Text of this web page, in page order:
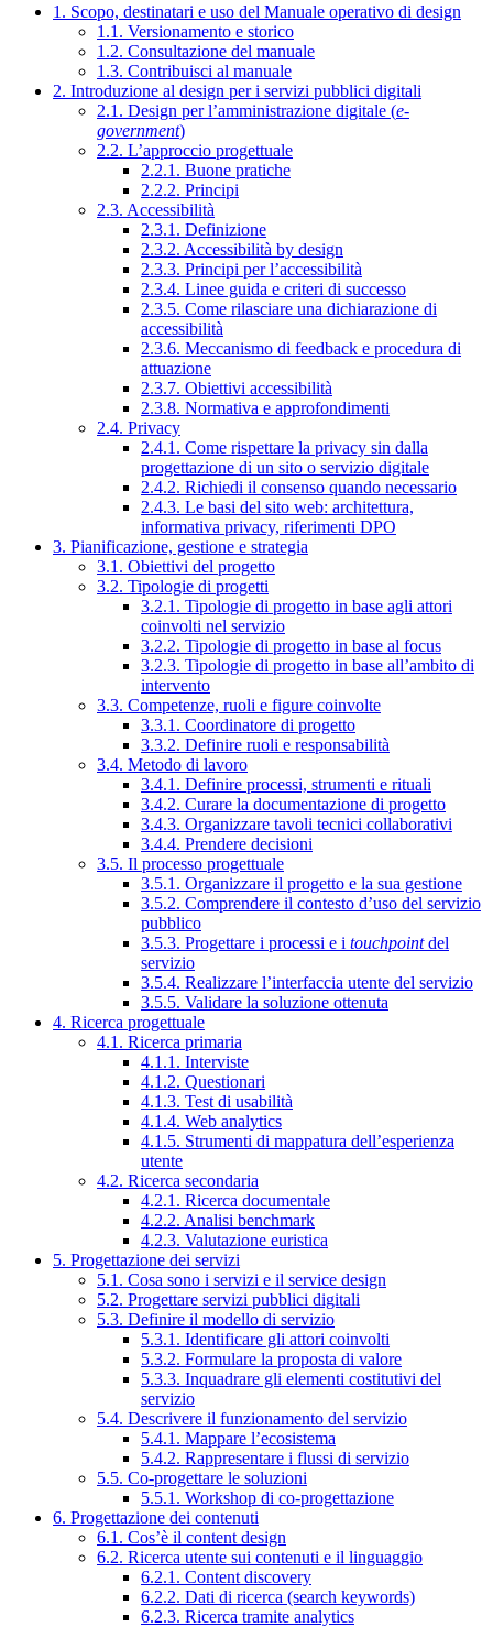
1. Scopo, destinatari e uso del Manuale operativo di design
1.1. Versionamento e storico
1.2. Consultazione del manuale
1.3. Contribuisci al manuale
2. Introduzione al design per i servizi pubblici digitali
2.1. Design per l’amministrazione digitale (e-
government)
2.2. L’approccio progettuale
2.2.1. Buone pratiche
2.2.2. Principi
2.3. Accessibilità
2.3.1. Definizione
2.3.2. Accessibilità by design
2.3.3. Principi per l’accessibilità
2.3.4. Linee guida e criteri di successo
2.3.5. Come rilasciare una dichiarazione di
accessibilità
2.3.6. Meccanismo di feedback e procedura di
attuazione
2.3.7. Obiettivi accessibilità
2.3.8. Normativa e approfondimenti
2.4. Privacy
2.4.1. Come rispettare la privacy sin dalla
progettazione di un sito o servizio digitale
2.4.2. Richiedi il consenso quando necessario
2.4.3. Le basi del sito web: architettura,
informativa privacy, riferimenti DPO
3. Pianificazione, gestione e strategia
3.1. Obiettivi del progetto
3.2. Tipologie di progetti
3.2.1. Tipologie di progetto in base agli attori
coinvolti nel servizio
3.2.2. Tipologie di progetto in base al focus
3.2.3. Tipologie di progetto in base all’ambito di
intervento
3.3. Competenze, ruoli e figure coinvolte
3.3.1. Coordinatore di progetto
3.3.2. Definire ruoli e responsabilità
3.4. Metodo di lavoro
3.4.1. Definire processi, strumenti e rituali
3.4.2. Curare la documentazione di progetto
3.4.3. Organizzare tavoli tecnici collaborativi
3.4.4. Prendere decisioni
3.5. Il processo progettuale
3.5.1. Organizzare il progetto e la sua gestione
3.5.2. Comprendere il contesto d’uso del servizio
pubblico
3.5.3. Progettare i processi e i touchpointdel
servizio
3.5.4. Realizzare l’interfaccia utente del servizio
3.5.5. Validare la soluzione ottenuta
4. Ricerca progettuale
4.1. Ricerca primaria
4.1.1. Interviste
4.1.2. Questionari
4.1.3. Test di usabilità
4.1.4. Web analytics
4.1.5. Strumenti di mappatura dell’esperienza
utente
4.2. Ricerca secondaria
4.2.1. Ricerca documentale
4.2.2. Analisi benchmark
4.2.3. Valutazione euristica
5. Progettazione dei servizi
5.1. Cosa sono i servizi e il service design
5.2. Progettare servizi pubblici digitali
5.3. Definire il modello di servizio
5.3.1. Identificare gli attori coinvolti
5.3.2. Formulare la proposta di valore
5.3.3. Inquadrare gli elementi costitutivi del
servizio
5.4. Descrivere il funzionamento del servizio
5.4.1. Mappare l’ecosistema
5.4.2. Rappresentare i flussi di servizio
5.5. Co-progettare le soluzioni
5.5.1. Workshop di co-progettazione
6. Progettazione dei contenuti
6.1. Cos’è il content design
6.2. Ricerca utente sui contenuti e il linguaggio
6.2.1. Content discovery
6.2.2. Dati di ricerca (search keywords)
6.2.3. Ricerca tramite analytics